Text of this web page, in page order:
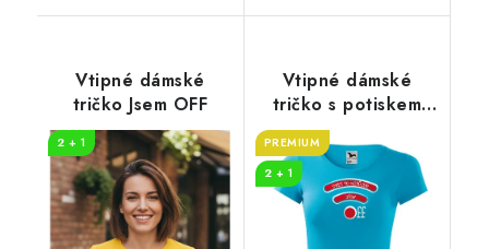
Vtipné dámské
tričko Jsem OFF
2 + 1
Vtipné dámské
tričko s potiskem
Jsem OFF
PREMIUM
2 + 1